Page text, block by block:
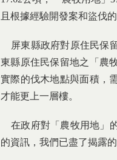
且根據經驗開發案和盜伐
屏東縣政府對原住民保
東縣原住民保留地之「農
實際的伐木地點與面積，
才能更上一層樓。
在政府對「農牧用地」
的資訊，我們已盡了揭露